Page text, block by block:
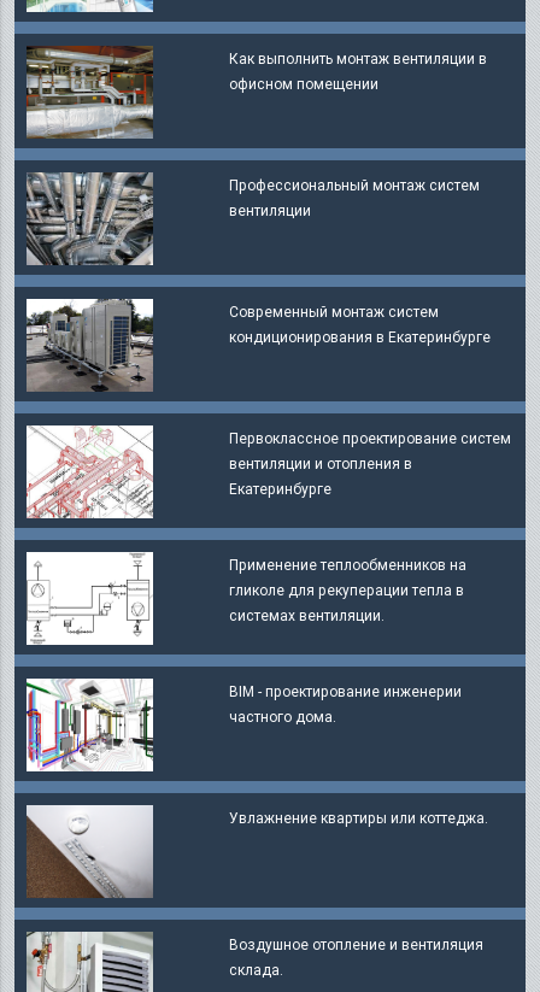
Как выполнить монтаж вентиляции в
офисном помещении
Профессиональный монтаж систем
вентиляции
Современный монтаж систем
кондиционирования в Екатеринбурге
Первоклассное проектирование систем
вентиляции и отопления в
Екатеринбурге
Применение теплообменников на
гликоле для рекуперации тепла в
системах вентиляции.
BIM - проектирование инженерии
частного дома.
Увлажнение квартиры или коттеджа.
Воздушное отопление и вентиляция
склада.